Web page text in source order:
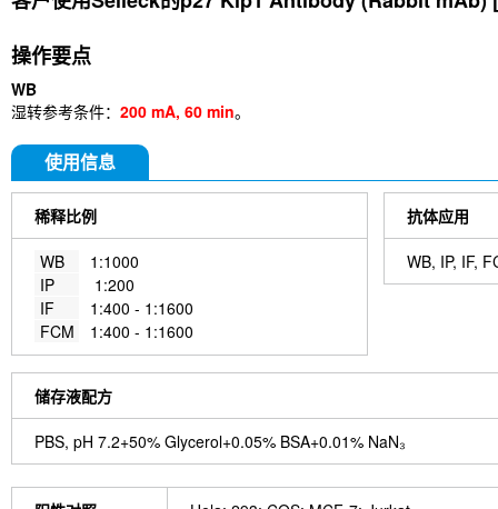
操作要点
WB
湿转参考条件： 200 mA, 60 min。
使用信息
稀释比例
WB
1:1000
IP
1:200
IF
1:400 - 1:1600
FCM
1:400 - 1:1600
抗体应用
WB, IP, IF,
储存液配方
PBS, pH 7.2+50% Glycerol+0.05% BSA+0.01% NaN₃